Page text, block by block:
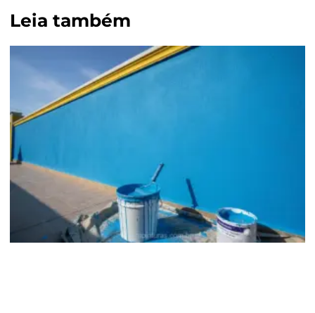
Leia também